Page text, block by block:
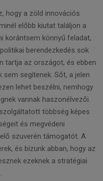
hogy a zöld innovációs
előbb kiutat találjon a
korántsem könnyű feladat,
berendezkedés sok
tartja az országot, és ebben
sem segítenek. Sőt, a jelen
lehet beszélni, nemhogy
vannak haszonélvezői.
többség képes
és megvédeni
szuverén támogatót. A
és bízunk abban, hogy az
ezeknek a stratégiai